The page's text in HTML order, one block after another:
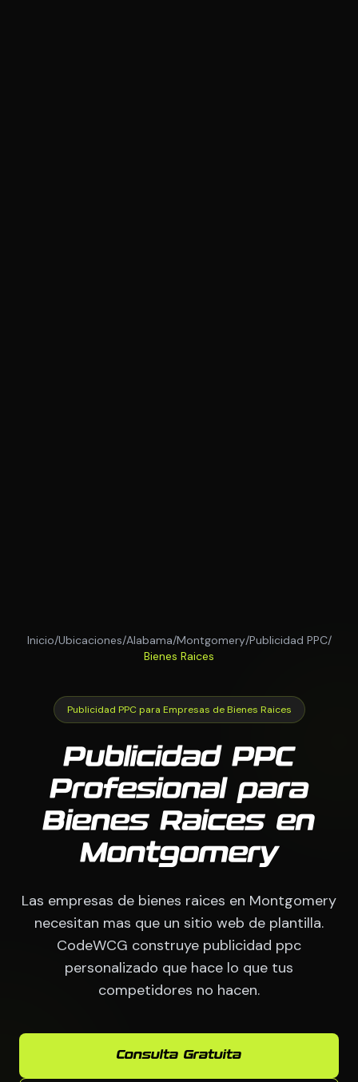
Inicio/Ubicaciones/Alabama/Montgomery/Publicidad PPC/
Bienes Raices
Publicidad PPC para Empresas de Bienes Raices
Publicidad PPC
Profesional para
Bienes Raices en
Montgomery
Las empresas de bienes raices en Montgomery
necesitan mas que un sitio web de plantilla.
CodeWCG construye publicidad ppc
personalizado que hace lo que tus
competidores no hacen.
Consulta Gratuita